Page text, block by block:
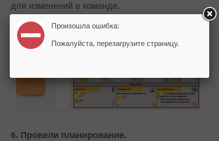
для изменений в команде.
6. Провели планирование.
Произошла ошибка:
Пожалуйста, перезагрузите страницу.